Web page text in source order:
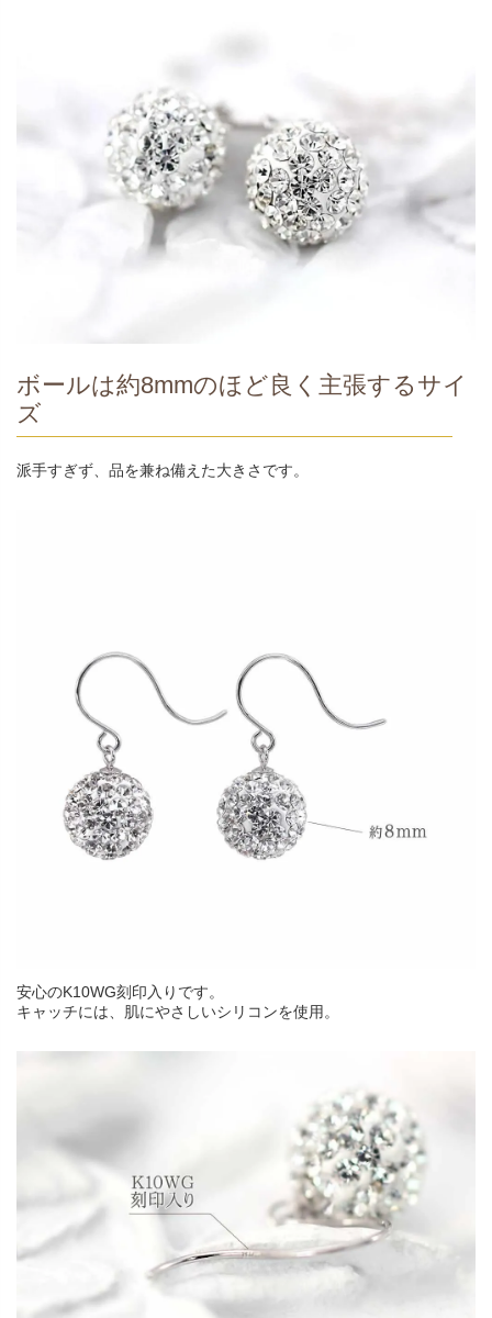
ボールは約8mmのほど良く主張するサイ
ズ
派手すぎず、品を兼ね備えた大きさです。
安心のK10WG刻印入りです。
キャッチには、肌にやさしいシリコンを使用。